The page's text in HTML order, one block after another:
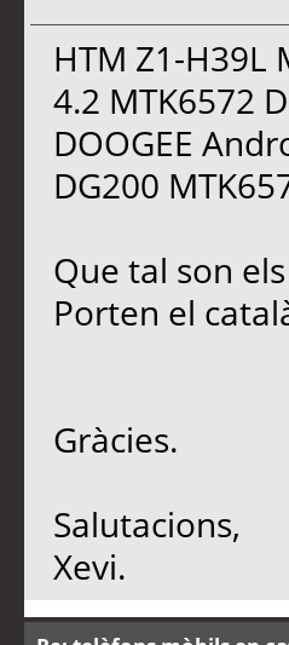
HTM Z1-H39L
4.2 MTK6572
DOOGEE
DG200
Que tal son
Porten el
Gràcies.
Salutacions,
Xevi.